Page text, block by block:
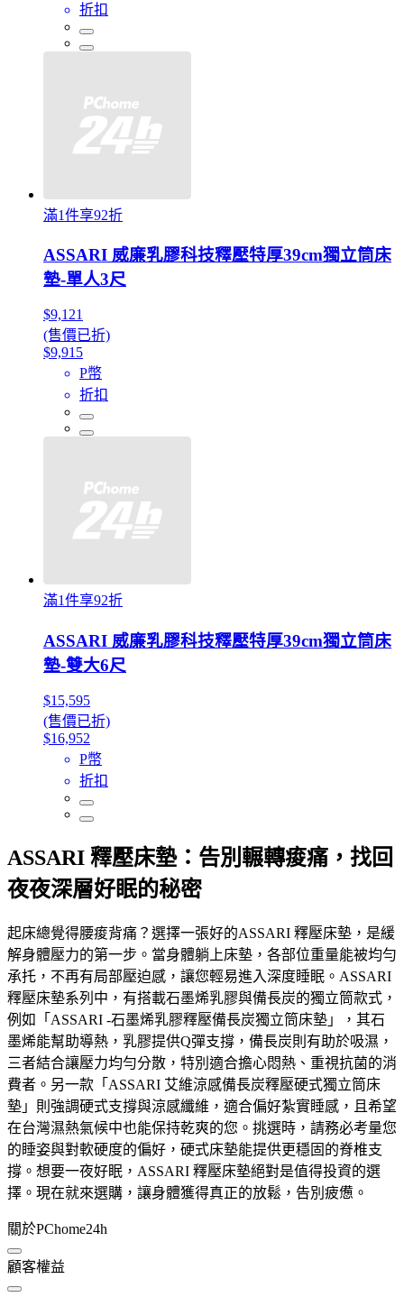
折扣
滿1件享92折
ASSARI 威廉乳膠科技釋壓特厚39cm獨立筒床
墊-單人3尺
$9,121
(售價已折)
$9,915
P幣
折扣
滿1件享92折
ASSARI 威廉乳膠科技釋壓特厚39cm獨立筒床
墊-雙大6尺
$15,595
(售價已折)
$16,952
P幣
折扣
ASSARI 釋壓床墊：告別輾轉痠痛，找回
夜夜深層好眠的秘密
起床總覺得腰痠背痛？選擇一張好的ASSARI 釋壓床墊，是緩
解身體壓力的第一步。當身體躺上床墊，各部位重量能被均勻
承托，不再有局部壓迫感，讓您輕易進入深度睡眠。ASSARI
釋壓床墊系列中，有搭載石墨烯乳膠與備長炭的獨立筒款式，
例如「ASSARI -石墨烯乳膠釋壓備長炭獨立筒床墊」，其石
墨烯能幫助導熱，乳膠提供Q彈支撐，備長炭則有助於吸濕，
三者結合讓壓力均勻分散，特別適合擔心悶熱、重視抗菌的消
費者。另一款「ASSARI 艾維涼感備長炭釋壓硬式獨立筒床
墊」則強調硬式支撐與涼感纖維，適合偏好紮實睡感，且希望
在台灣濕熱氣候中也能保持乾爽的您。挑選時，請務必考量您
的睡姿與對軟硬度的偏好，硬式床墊能提供更穩固的脊椎支
撐。想要一夜好眠，ASSARI 釋壓床墊絕對是值得投資的選
擇。現在就來選購，讓身體獲得真正的放鬆，告別疲憊。
關於PChome24h
顧客權益